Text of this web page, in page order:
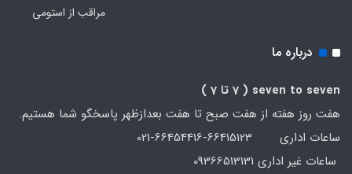
مراقب از استومی
درباره ما
seven to seven ( 7 تا 7 )
هفت روز هفته از هفت صبح تا هفت بعدازظهر پاسخگو شما هستیم.
ساعات اداری 66415123-66454416-021
ساعات غیر اداری 09366513131